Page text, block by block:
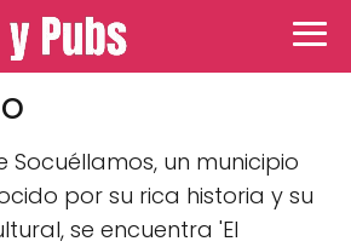
Socuéllamos, un municipio
por su rica historia y su
se encuentra 'El